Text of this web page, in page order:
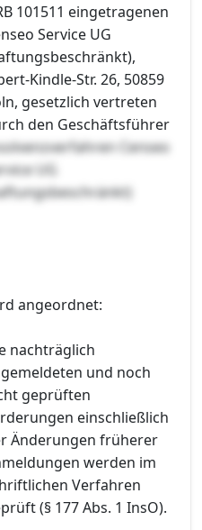
101511 eingetragenen
Service UG
Kindle-Str. 26, 50859
gesetzlich vertreten
den Geschäftsführer
Censeo
UG
angeordnet:
nachträglich
und noch
geprüften
einschließlich
Änderungen früherer
werden im
Verfahren
(§ 177 Abs. 1 InsO).